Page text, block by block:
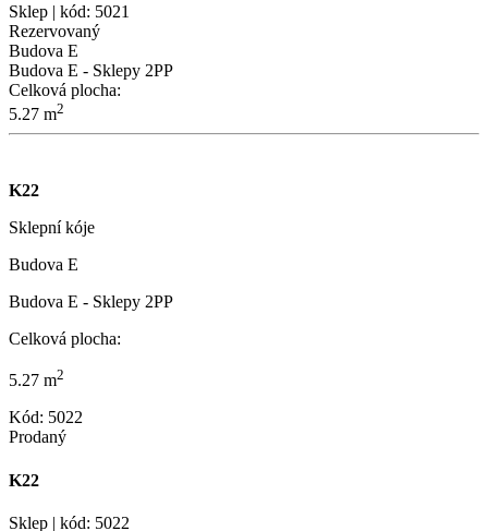
Sklep | kód: 5021
Rezervovaný
Budova E
Budova E - Sklepy 2PP
Celková plocha:
5.27 m2
K22
Sklepní kóje
Budova E
Budova E - Sklepy 2PP
Celková plocha:
5.27 m2
Kód: 5022
Prodaný
K22
Sklep | kód: 5022